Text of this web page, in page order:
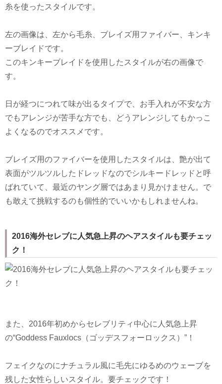
糸を使ったスタイルです。
左の画像は、左から毛糸、ブレイズ用ファイバー、キンキ
ーブレイドです。
このキンキーブレイドを使用したスタイルが右の画像で
す。
日が経つにつれて味が出るタイプで、お手入れが不安な方
でもアレンジが苦手な方でも、どうアレンジしてもかっこ
よくなるのでオススメです。
ブレイズ用のファイバーを使用したスタイルは、艶が出て
表面がツルツルしたドレッドなのでシルキードレッドと呼
ばれていて、最近のヤング層ではあまり見かけません。で
も敢えて挑戦するのも個性的でいいかもしれませんね。
2016海外セレブに人気急上昇のヘアスタイルも要チェッ
ク！
また、2016年初めからセレブリティ中心に人気急上昇
の“Goddess Fauxlocs（ゴッデスフォーロックス）”！
フェイクなのにナチュラル風に毛先にゆるめのウェーブを
残した女性らしいスタイル。要チェックです！